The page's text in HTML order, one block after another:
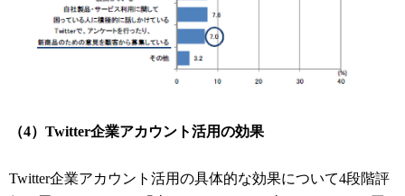
（4）Twitter企業アカウント活用の効果
Twitter企業アカウント活用の具体的な効果について4段階評